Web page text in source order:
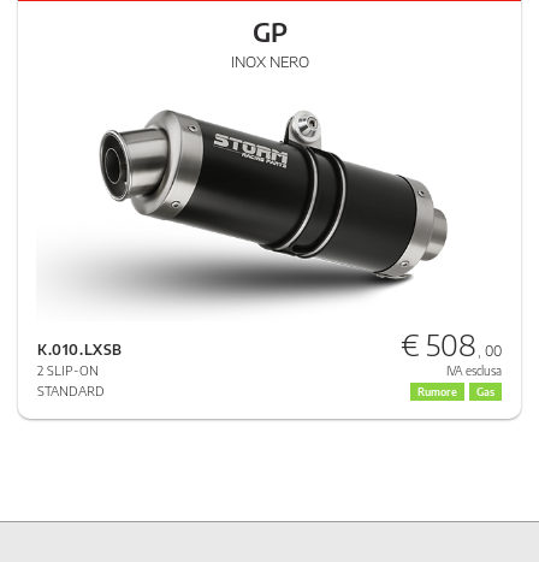
GP
INOX NERO
K.010.LXSB
2 SLIP-ON
STANDARD
€ 508 , 00
IVA esclusa
Rumore Gas